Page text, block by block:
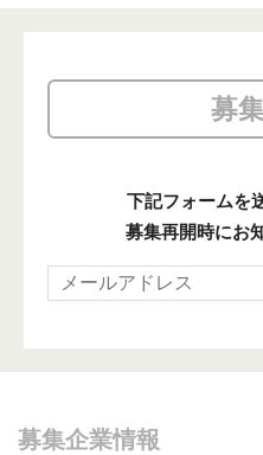
募
下記フォームを
募集再開時にお
募集企業情報